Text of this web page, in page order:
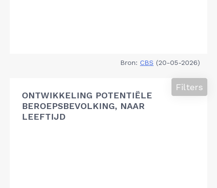
Bron: CBS (20-05-2026)
ONTWIKKELING POTENTIËLE
BEROEPSBEVOLKING, NAAR
LEEFTIJD
Filters